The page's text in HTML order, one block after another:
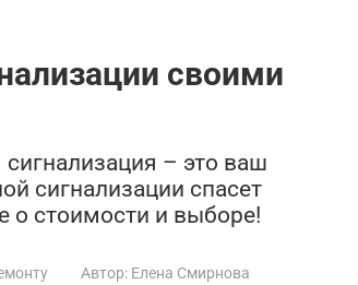
своими
– это ваш
сигнализации спасет
о стоимости и выборе!
Автор: Елена Смирнова